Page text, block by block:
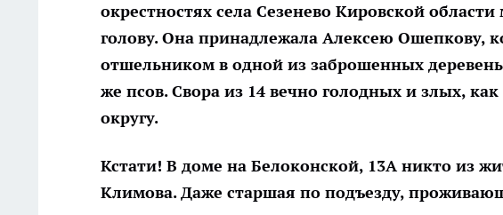
окрестностях села Сезенево Кировской
голову. Она принадлежала Алексею Ошепкову,
отшельником в одной из заброшенных
же псов. Свора из 14 вечно голодных и злых,
округу.
Кстати! В доме на Белоконской, 13А никто из
Климова. Даже старшая по подъезду,